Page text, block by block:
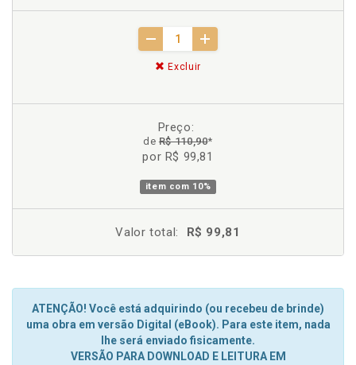
Excluir
Preço:
deR$ 110,90*
por R$ 99,81
item com 10%
Valor total: R$ 99,81
ATENÇÃO! Você está adquirindo (ou recebeu de brinde)
uma obra em versão Digital (eBook). Para este item, nada
lhe será enviado fisicamente.
VERSÃO PARA DOWNLOAD E LEITURA EM